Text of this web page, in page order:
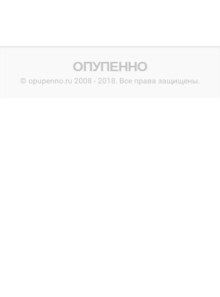
ОПУПЕННО
© opupenno.ru 2008 - 2018. Все права защищены.